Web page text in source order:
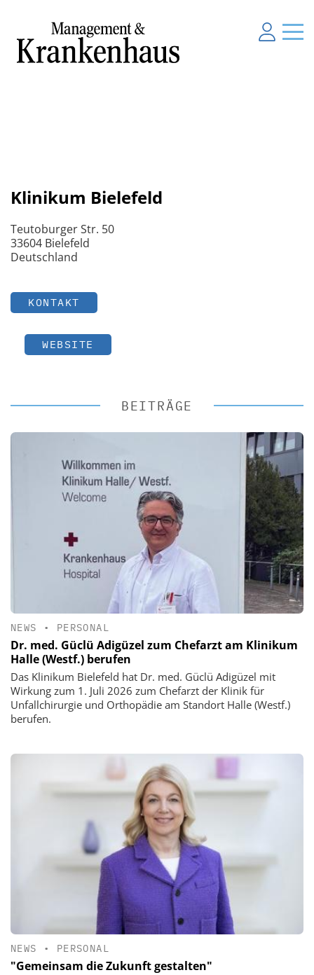
Klinikum Bielefeld
Teutoburger Str. 50
33604 Bielefeld
Deutschland
KONTAKT
WEBSITE
BEITRÄGE
NEWS • PERSONAL
Dr. med. Güclü Adigüzel zum Chefarzt am Klinikum
Halle (Westf.) berufen
Das Klinikum Bielefeld hat Dr. med. Güclü Adigüzel mit
Wirkung zum 1. Juli 2026 zum Chefarzt der Klinik für
Unfallchirurgie und Orthopädie am Standort Halle (Westf.)
berufen.
NEWS • PERSONAL
"Gemeinsam die Zukunft gestalten"